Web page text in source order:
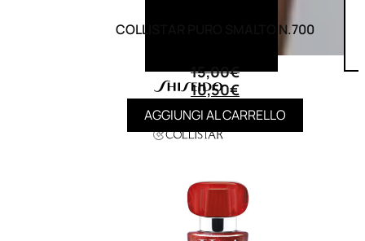
COLLISTAR PURO SMALTO N.700
15,00€
10,50€
AGGIUNGI AL CARRELLO